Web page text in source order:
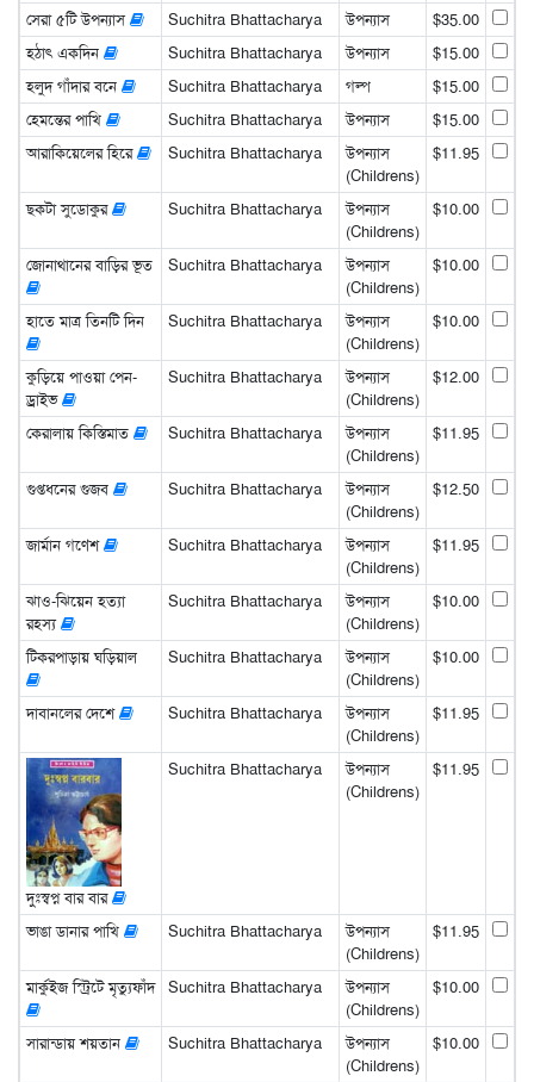
সেরা ৫টি উপন্যাস Suchitra Bhattacharya উপন্যাস
$35.00
হঠাৎ একদিন
Suchitra Bhattacharya উপন্যাস
$15.00
হলুদ গাঁদার বনে
Suchitra Bhattacharya গল্প
$15.00
হেমন্তের পাখি
Suchitra Bhattacharya উপন্যাস
$15.00
আরাকিয়েলের হিরে
Suchitra Bhattacharya
উপন্যাস
(Childrens)
$11.95
ছকটা সুডোকুর Suchitra Bhattacharya
উপন্যাস
(Childrens)
$10.00
জোনাথানের বাড়ির ভূত Suchitra Bhattacharya
উপন্যাস
(Childrens)
$10.00
হাতে মাত্র তিনটি দিন Suchitra Bhattacharya
উপন্যাস
(Childrens)
$10.00
কুড়িয়ে পাওয়া পেন-
ড্রাইভ
Suchitra Bhattacharya
উপন্যাস
(Childrens)
$12.00
কেরালায় কিস্তিমাত Suchitra Bhattacharya
উপন্যাস
(Childrens)
$11.95
গুপ্তধনের গুজব Suchitra Bhattacharya
উপন্যাস
(Childrens)
$12.50
জার্মান গণেশ Suchitra Bhattacharya
উপন্যাস
(Childrens)
$11.95
ঝাও-ঝিয়েন হত্যা
রহস্য
Suchitra Bhattacharya
উপন্যাস
(Childrens)
$10.00
টিকরপাড়ায় ঘড়িয়াল Suchitra Bhattacharya
উপন্যাস
(Childrens)
$10.00
দাবানলের দেশে Suchitra Bhattacharya
উপন্যাস
(Childrens)
$11.95
দুঃস্বপ্ন বার বার
Suchitra Bhattacharya
উপন্যাস
(Childrens)
$11.95
ভাঙা ডানার পাখি Suchitra Bhattacharya
উপন্যাস
(Childrens)
$11.95
মার্কুইজ স্ট্রিটে মৃত্যুফাঁদ Suchitra Bhattacharya
উপন্যাস
(Childrens)
$10.00
সারান্ডায় শয়তান Suchitra Bhattacharya
উপন্যাস
(Childrens)
$10.00